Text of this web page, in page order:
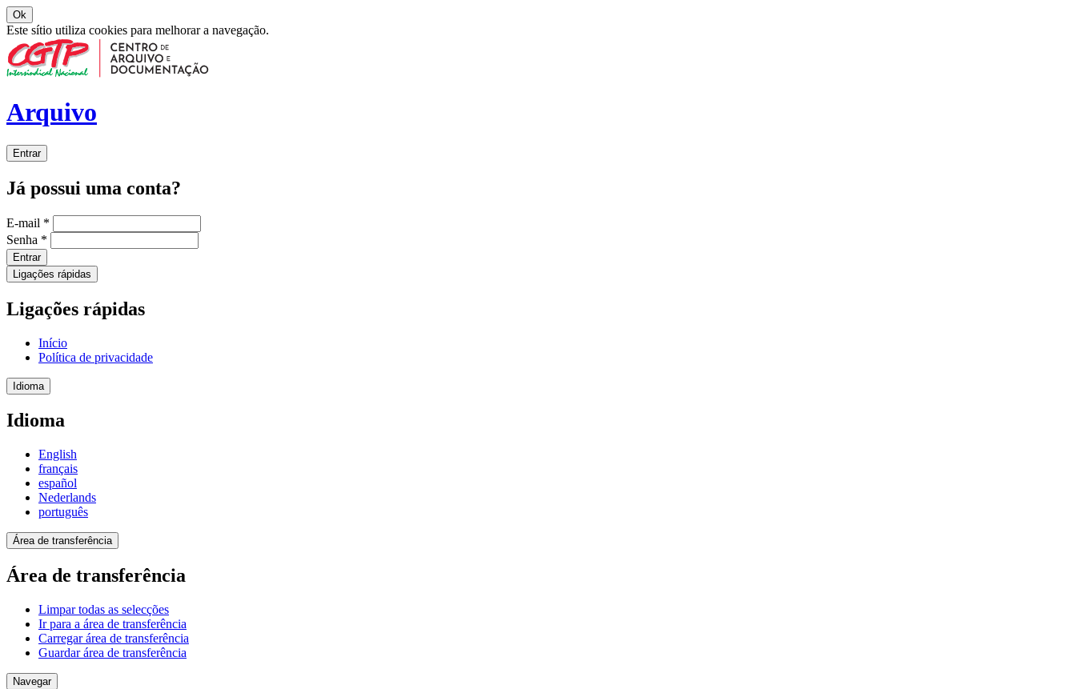
Ok
Este sítio utiliza cookies para melhorar a navegação.
Arquivo
Entrar
Já possui uma conta?
E-mail *
Senha *
Entrar
Ligações rápidas
Ligações rápidas
Início
Política de privacidade
Idioma
Idioma
English
français
español
Nederlands
português
Área de transferência
Área de transferência
Limpar todas as selecções
Ir para a área de transferência
Carregar área de transferência
Guardar área de transferência
Navegar